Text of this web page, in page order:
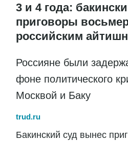
3 и 4 года:
приговоры
российским
Россияне были
фоне политического
Москвой и Баку
trud.ru
Бакинский суд вынес